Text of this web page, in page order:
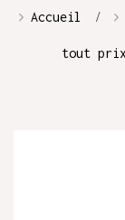
Accueil
tout